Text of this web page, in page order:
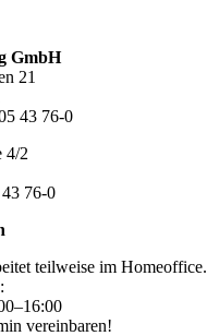
GmbH
21
43 76-0
4/2
76-0
teilweise im Homeoffice.
vereinbaren!